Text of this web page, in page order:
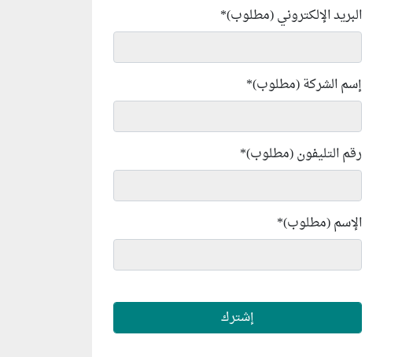
البريد الإلكتروني (مطلوب)*
إسم الشركة (مطلوب)*
رقم التليفون (مطلوب)*
الإسم (مطلوب)*